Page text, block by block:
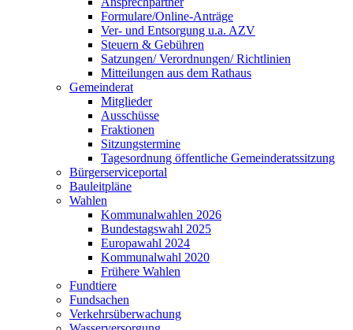
Formulare/Online-Anträge
Ver- und Entsorgung u.a. AZV
Steuern & Gebühren
Satzungen/ Verordnungen/ Richtlinien
Mitteilungen aus dem Rathaus
Gemeinderat
Mitglieder
Ausschüsse
Fraktionen
Sitzungstermine
Tagesordnung öffentliche Gemeinderatssitzung
Bürgerserviceportal
Bauleitpläne
Wahlen
Kommunalwahlen 2026
Bundestagswahl 2025
Europawahl 2024
Kommunalwahl 2020
Frühere Wahlen
Fundtiere
Fundsachen
Verkehrsüberwachung